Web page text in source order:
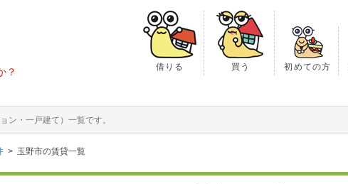
？ 借りる 買う 初めての方
ン・一戸建て）一覧です。
玉野市の賃貸一覧